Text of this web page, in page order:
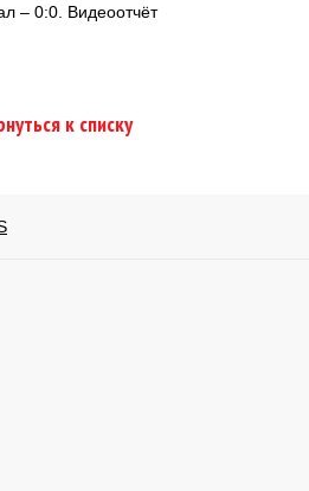
– 0:0. Видеоотчёт
к списку